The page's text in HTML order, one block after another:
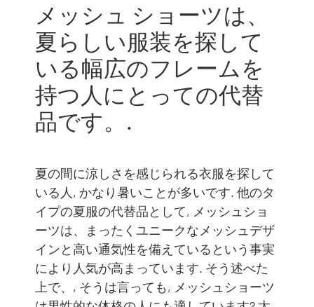
メッシュ ショーツは、
夏らしい服装を探して
いる幅広のフレームを
持つ人にとっての代替
品です。.
夏の間に涼しさを感じられる衣服を探して
いる人, かなり暑いことが多いです. 他のタ
イプの夏服の代替品として, メッシュショ
ーツは、まったくユニークなメッシュデザ
インと高い通気性を備えているという事実
により人気が高まっています. そう述べた
上で、, そうは言っても, メッシュショーツ